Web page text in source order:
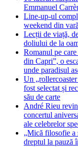
Emmanuel
Line-up-ul
weekend din
Lecții de viață,
doliului de la
Romanul pe
din Capri”, o
unde paradisul
Un
fost selectat și
său de carte
André Rieu
concertul
ale celebrelor
„Mică filosofie a
dreptul la pauză